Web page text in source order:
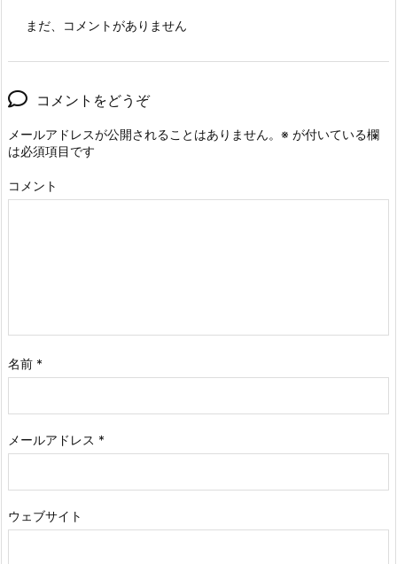
まだ、コメントがありません
コメントをどうぞ
メールアドレスが公開されることはありません。 ※ が付いている欄
は必須項目です
コメント
名前 *
メールアドレス *
ウェブサイト